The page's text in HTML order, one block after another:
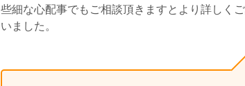
些細な心配事でもご相談頂きますとより詳しく
いました。